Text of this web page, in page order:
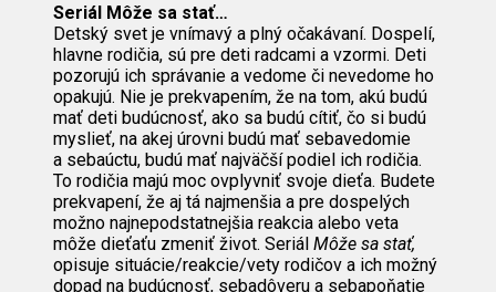
Seriál Môže sa stať…
Detský svet je vnímavý a plný očakávaní. Dospelí,
hlavne rodičia, sú pre deti radcami a vzormi. Deti
pozorujú ich správanie a vedome či nevedome ho
opakujú. Nie je prekvapením, že na tom, akú budú
mať deti budúcnosť, ako sa budú cítiť, čo si budú
myslieť, na akej úrovni budú mať sebavedomie
a sebaúctu, budú mať najväčší podiel ich rodičia.
To rodičia majú moc ovplyvniť svoje dieťa. Budete
prekvapení, že aj tá najmenšia a pre dospelých
možno najnepodstatnejšia reakcia alebo veta
môže dieťaťu zmeniť život. Seriál Môže sa stať,
opisuje situácie/reakcie/vety rodičov a ich možný
dopad na budúcnosť, sebadôveru a sebapoňatie